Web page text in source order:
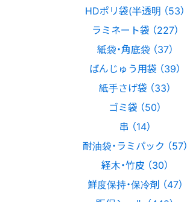
HDポリ袋(半透明 （53）
ラミネート袋 （227）
紙袋・角底袋 （37）
ばんじゅう用袋 （39）
紙手さげ袋 （33）
ゴミ袋 （50）
串 （14）
耐油袋・ラミパック （57）
経木・竹皮 （30）
鮮度保持・保冷剤 （47）